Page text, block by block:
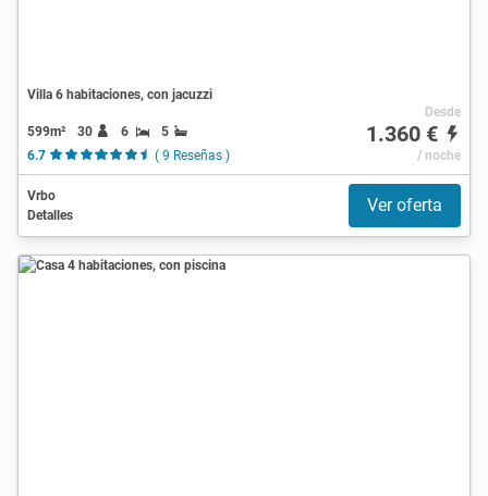
Villa 6 habitaciones, con jacuzzi
599m² 30 6
5
6.7
( 9 Reseñas )
Desde
1.360 €
/ noche
Vrbo
Detalles
Ver oferta